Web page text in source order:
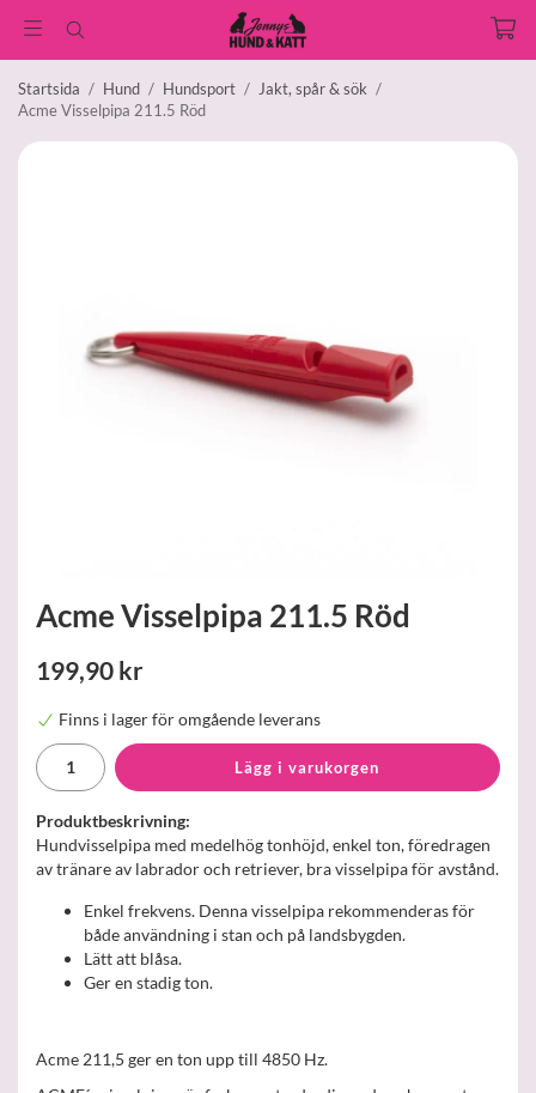
Startsida / Hund / Hundsport / Jakt, spår & sök /
Acme Visselpipa 211.5 Röd
Acme Visselpipa 211.5 Röd
199,90 kr
Finns i lager för omgående leverans
Lägg i varukorgen
Produktbeskrivning:
Hundvisselpipa med medelhög tonhöjd, enkel ton, föredragen
av tränare av labrador och retriever, bra visselpipa för avstånd.
Enkel frekvens. Denna visselpipa rekommenderas för
både användning i stan och på landsbygden.
Lätt att blåsa.
Ger en stadig ton.
Acme 211,5 ger en ton upp till 4850 Hz.